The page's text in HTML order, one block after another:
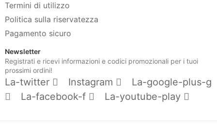
Termini di utilizzo
Politica sulla riservatezza
Pagamento sicuro
Newsletter
Registrati e ricevi informazioni e codici promozionali per i tuoi
prossimi ordini!
La-twitter Instagram
La-google-plus-g
La-facebook-f
La-youtube-play